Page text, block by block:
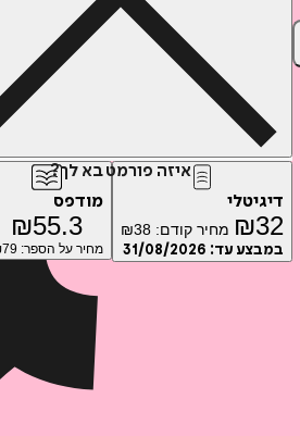
איזה פורמט בא לך?
דיגיטלי
₪32 מחיר קודם: ₪38
במבצע עד: 31/08/2026
מודפס
₪55.3
מחיר על הספר: ₪ 79